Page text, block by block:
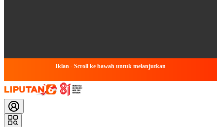
Iklan - Scroll ke bawah untuk melanjutkan